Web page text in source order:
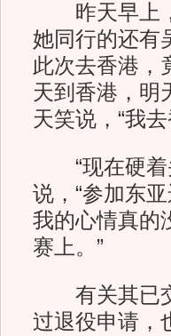
昨天早上，
她同行的还有
此次去香港，
天到香港，明
天笑说，“我
“现在硬着
说，“参加东
我的心情真的
赛上。”
有关其已交
过退役申请，